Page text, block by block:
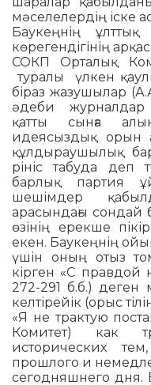
мәселелердің іске
Баукеңнің
көреген­дігінің
СОКП Орталық
туралы үлкен
біраз жазушылар
әдеби журналдар
қатты сынға
идеясыздық орын
құлды­рау­шылық
рініс табуда деп
барлық партия
шешімдер
арасындағы
өзінің ерекше
екен. Баукеңнің
үшін оның отыз
кірген «С правдой
272-291 б.б.) деген
келтірейік (орыс
«Я не трактую
Комитет) как
исторических
прошлого и
сегодняшнего дня.